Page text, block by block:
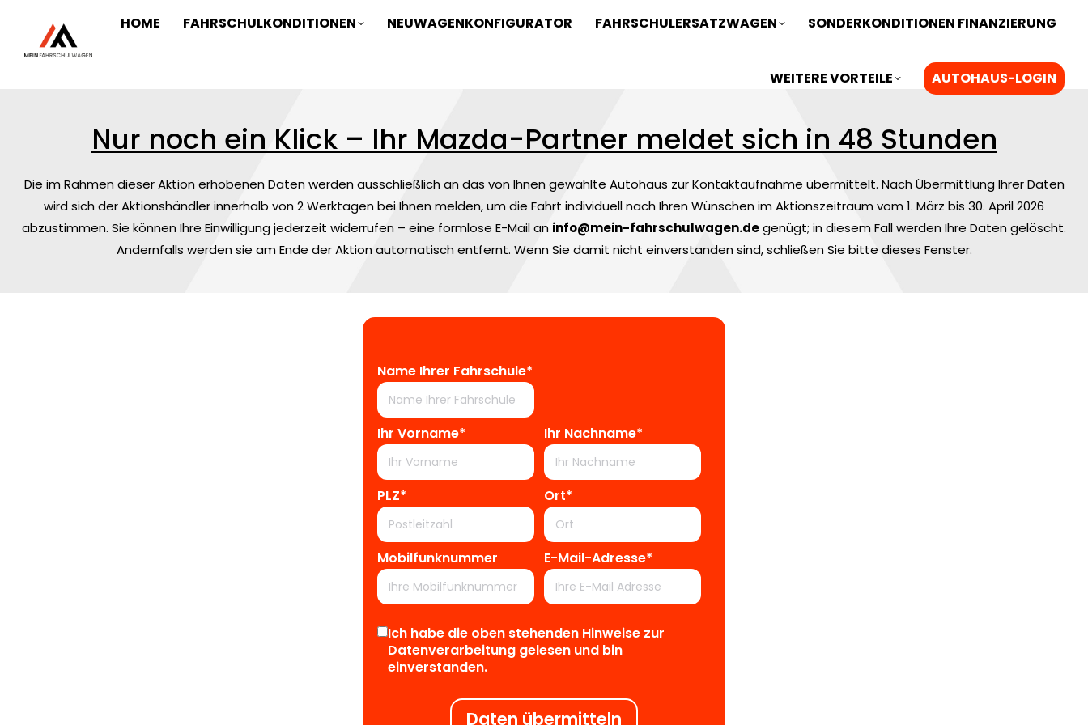
HOME FAHRSCHULKONDITIONEN NEUWAGENKONFIGURATOR FAHRSCHULERSATZWAGEN SONDERKONDITIONEN FINANZIERUNG
WEITERE VORTEILE AUTOHAUS-LOGIN
Nur noch ein Klick – Ihr Mazda-Partner meldet sich in 48 Stunden
Die im Rahmen dieser Aktion erhobenen Daten werden ausschließlich an das von Ihnen gewählte Autohaus zur Kontaktaufnahme übermittelt. Nach Übermittlung Ihrer Daten
wird sich der Aktionshändler innerhalb von 2 Werktagen bei Ihnen melden, um die Fahrt individuell nach Ihren Wünschen im Aktionszeitraum vom 1. März bis 30. April 2026
abzustimmen. Sie können Ihre Einwilligung jederzeit widerrufen – eine formlose E-Mail an info@mein-fahrschulwagen.degenügt; in diesem Fall werden Ihre Daten gelöscht.
Andernfalls werden sie am Ende der Aktion automatisch entfernt. Wenn Sie damit nicht einverstanden sind, schließen Sie bitte dieses Fenster.
Name Ihrer Fahrschule*
Ihr Vorname* Ihr Nachname*
PLZ* Ort*
Mobilfunknummer E-Mail-Adresse*
Ich habe die oben stehenden Hinweise zur
Datenverarbeitung gelesen und bin
einverstanden.